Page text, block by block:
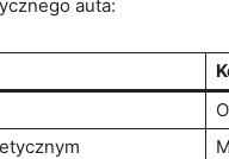
auta: